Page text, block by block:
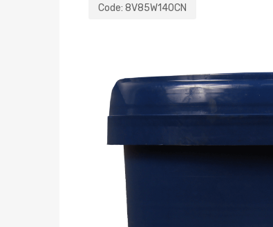
Code: 8V85W140CN